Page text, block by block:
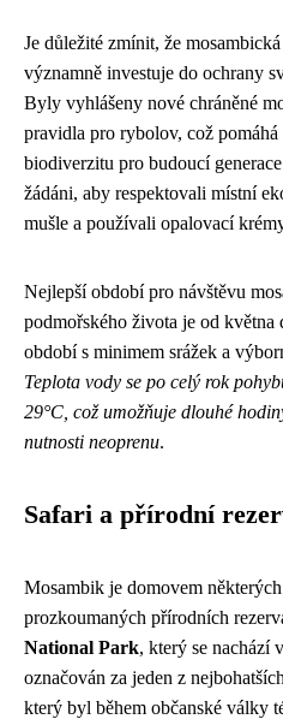
Je důležité zmínit, že
významně investuje do ochrany
Byly vyhlášeny nové chráněné
pravidla pro rybolov, což
biodiverzitu pro budoucí
žádáni, aby respektovali místní
mušle a používali opalovací
Nejlepší období pro návštěvu
podmořského života je od května
období s minimem srážek a
Teplota vody se po celý rok
29°C, což umožňuje dlouhé
nutnosti neoprenu.
Safari a přírodní
Mosambik je domovem
prozkoumaných přírodních
National Park, který se nachází
označován za jeden z
který byl během občanské války